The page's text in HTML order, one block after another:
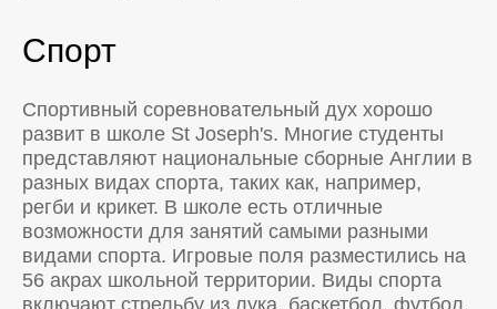
Спорт
Спортивный соревновательный дух хорошо
развит в школе St Joseph's. Многие студенты
представляют национальные сборные Англии в
разных видах спорта, таких как, например,
регби и крикет. В школе есть отличные
возможности для занятий самыми разными
видами спорта. Игровые поля разместились на
56 акрах школьной территории. Виды спорта